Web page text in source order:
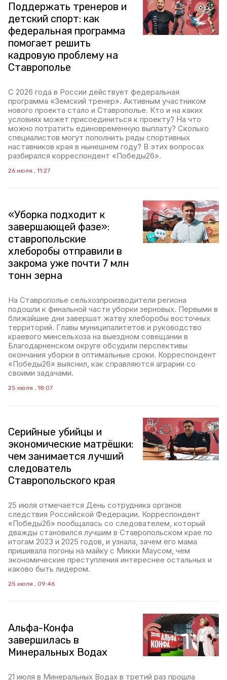
Поддержать тренеров и
детский спорт: как
федеральная программа
помогает решить
кадровую проблему на
Ставрополье
С 2026 года в России действует федеральная
программа «Земский тренер». Активным участником
нового проекта стало и Ставрополье. Кто и на каких
условиях может присоединиться к проекту? На что
можно потратить единовременную выплату? Сколько
специалистов могут пополнить ряды спортивных
наставников края в нынешнем году? В этих вопросах
разбирался корреспондент «Победы26».
26 июля , 11:27
«Уборка подходит к
завершающей фазе»:
ставропольские
хлеборобы отправили в
закрома уже почти 7 млн
тонн зерна
На Ставрополье сельхозпроизводители региона
подошли к финальной части уборки зерновых. Первыми в
ближайшие дни завершат жатву хлеборобы восточных
территорий. Главы муниципалитетов и руководство
краевого минсельхоза на выездном совещании в
Благодарненском округе обсудили перспективы
окончания уборки в оптимальные сроки. Корреспондент
«Победы26» выяснил, как справляются аграрии со
своими задачами.
25 июля , 18:07
Серийные убийцы и
экономические матрёшки:
чем занимается лучший
следователь
Ставропольского края
25 июля отмечается День сотрудника органов
следствия Российской Федерации. Корреспондент
«Победы26» пообщалась со следователем, который
дважды становился лучшим в Ставропольском крае по
итогам 2023 и 2025 годов, и узнала, зачем его мама
пришивала погоны на майку с Микки Маусом, чем
экономические преступления интереснее остальных и
каково быть лидером.
25 июля , 09:46
Альфа-Конфа
завершилась в
Минеральных Водах
21 июля в Минеральных Водах в третий раз прошла